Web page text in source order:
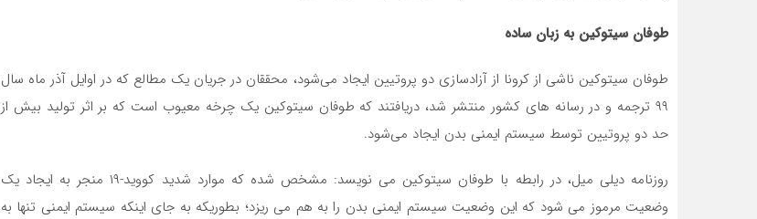
طوفان سیتوکین به زبان ساده
طوفان سیتوکین ناشی از کرونا از آزادسازی دو پروتیین ایجاد می‌شود، محققان در جریان یک مطالع که در اوایل آذر ماه سال
۹۹ ترجمه و در رسانه های کشور منتشر شد، دریافتند که طوفان سیتوکین یک چرخه معیوب است که بر اثر تولید بیش از
حد دو پروتیین توسط سیستم ایمنی بدن ایجاد می‌شود.
روزنامه دیلی میل، در رابطه با طوفان سیتوکین می نویسد: مشخص شده که موارد شدید کووید-۱۹ منجر به ایجاد یک
وضعیت مرموز می شود که این وضعیت سیستم ایمنی بدن را به هم می ریزد؛ بطوریکه به جای اینکه سیستم ایمنی تنها به